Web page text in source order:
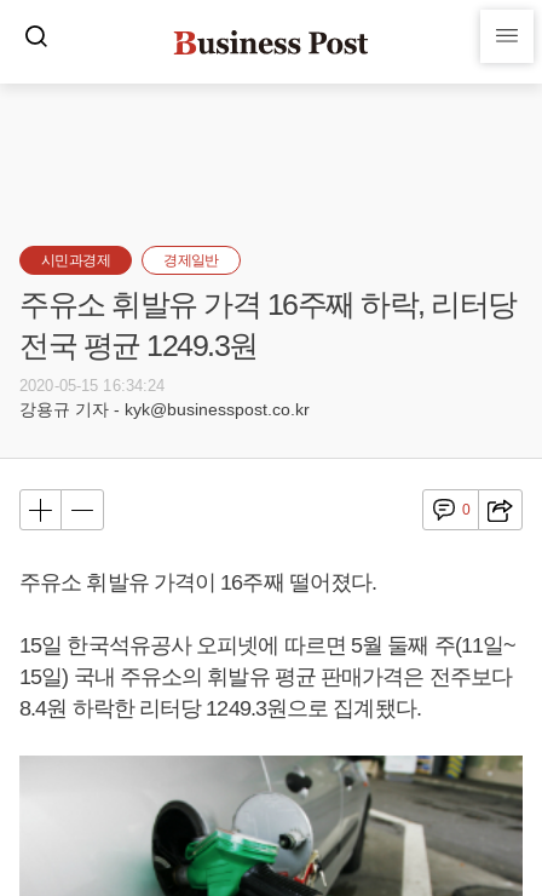
시민과경제 경제일반
주유소 휘발유 가격 16주째 하락, 리터당
전국 평균 1249.3원
2020-05-15 16:34:24
강용규 기자 - kyk@businesspost.co.kr
0
주유소 휘발유 가격이 16주째 떨어졌다.
15일 한국석유공사 오피넷에 따르면 5월 둘째 주(11일~
15일) 국내 주유소의 휘발유 평균 판매가격은 전주보다
8.4원 하락한 리터당 1249.3원으로 집계됐다.